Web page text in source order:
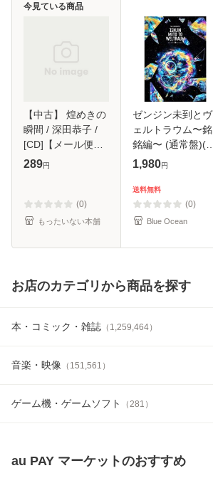
【中古】 煌めきの
瞬間 / 深田恭子 /
[CD]【メール便送
料無料】
289円
(0)
もったいない本舗
今見ている商品
ゼンジン未到とヴ
ェルトラウム〜銘
銘編〜 (通常盤)(2
枚組) [DVD]
1,980円
送料無料
(0)
Blue Ocean
お店のカテゴリから商品を探す
本・コミック・雑誌 （ 1,259,464）
音楽・映像 （ 151,561 ）
ゲーム機・ゲームソフト （281 ）
au PAY マーケットのおすすめ